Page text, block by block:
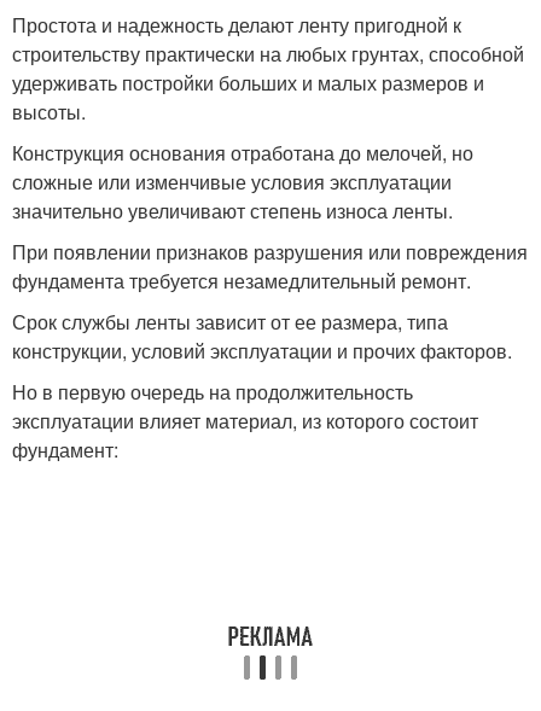
Простота и надежность делают ленту пригодной к
строительству практически на любых грунтах, способной
удерживать постройки больших и малых размеров и
высоты.
Конструкция основания отработана до мелочей, но
сложные или изменчивые условия эксплуатации
значительно увеличивают степень износа ленты.
При появлении признаков разрушения или повреждения
фундамента требуется незамедлительный ремонт.
Срок службы ленты зависит от ее размера, типа
конструкции, условий эксплуатации и прочих факторов.
Но в первую очередь на продолжительность
эксплуатации влияет материал, из которого состоит
фундамент: